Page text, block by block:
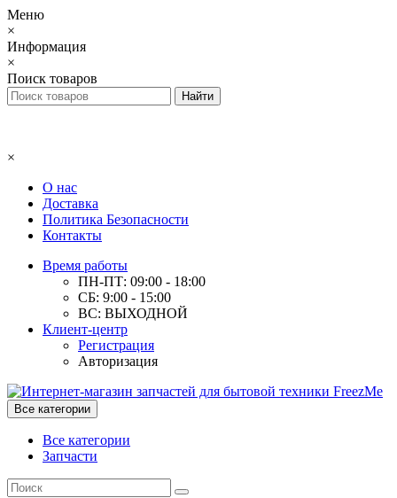
Меню
×
Информация
×
Поиск товаров
×
О нас
Доставка
Политика Безопасности
Контакты
Время работы
ПН-ПТ: 09:00 - 18:00
СБ: 9:00 - 15:00
ВС: ВЫХОДНОЙ
Клиент-центр
Регистрация
Авторизация
Все категории
Все категории
Запчасти